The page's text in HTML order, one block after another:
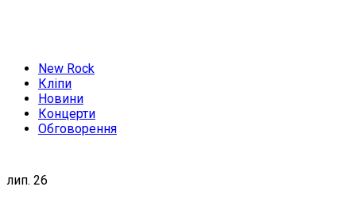
New Rock
Кліпи
Новини
Концерти
Обговорення
лип. 26